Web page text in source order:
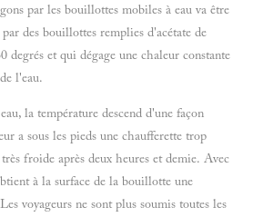
par les bouillottes mobiles à eau va être
des bouillottes remplies d'acétate de
degrés et qui dégage une chaleur constante
l'eau.
la température descend d'une façon
a sous les pieds une chaufferette trop
froide après deux heures et demie. Avec
à la surface de la bouillotte une
voyageurs ne sont plus soumis toutes les